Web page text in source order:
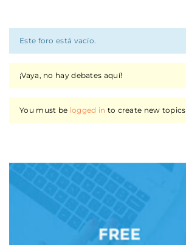
Este foro está vacío.
¡Vaya, no hay debates aquí!
You must be logged in to create new topics